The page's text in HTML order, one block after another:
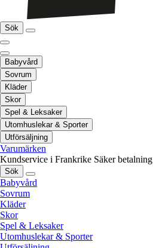
Sök
Babyvård
Sovrum
Kläder
Skor
Spel & Leksaker
Utomhuslekar & Sporter
Utförsäljning
Varumärken
Kundservice i Frankrike Säker betalning
Sök
Babyvård
Sovrum
Kläder
Skor
Spel & Leksaker
Utomhuslekar & Sporter